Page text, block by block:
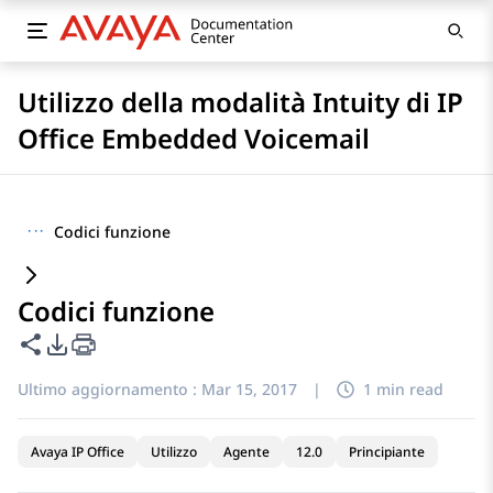
Utilizzo della modalità Intuity di IP
Office Embedded Voicemail
··· Codici funzione
Codici funzione
Condividi questa pagina
Opzioni di esportazione PDF
Ultimo aggiornamento : Mar 15, 2017 | 1 min read
Avaya IP Office Utilizzo Agente 12.0 Principiante